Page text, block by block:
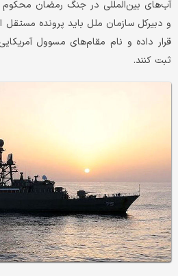
آب‌های بین‌المللی در جنگ رمضان محکوم
و دبیرکل سازمان ملل باید پرونده مستقل
قرار داده و نام مقام‌های مسوول
ثبت کنند.